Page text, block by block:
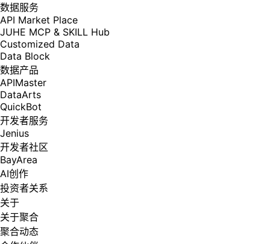
数据服务
API Market Place
JUHE MCP & SKILL Hub
Customized Data
Data Block
数据产品
APIMaster
DataArts
QuickBot
开发者服务
Jenius
开发者社区
BayArea
AI创作
投资者关系
关于
关于聚合
聚合动态